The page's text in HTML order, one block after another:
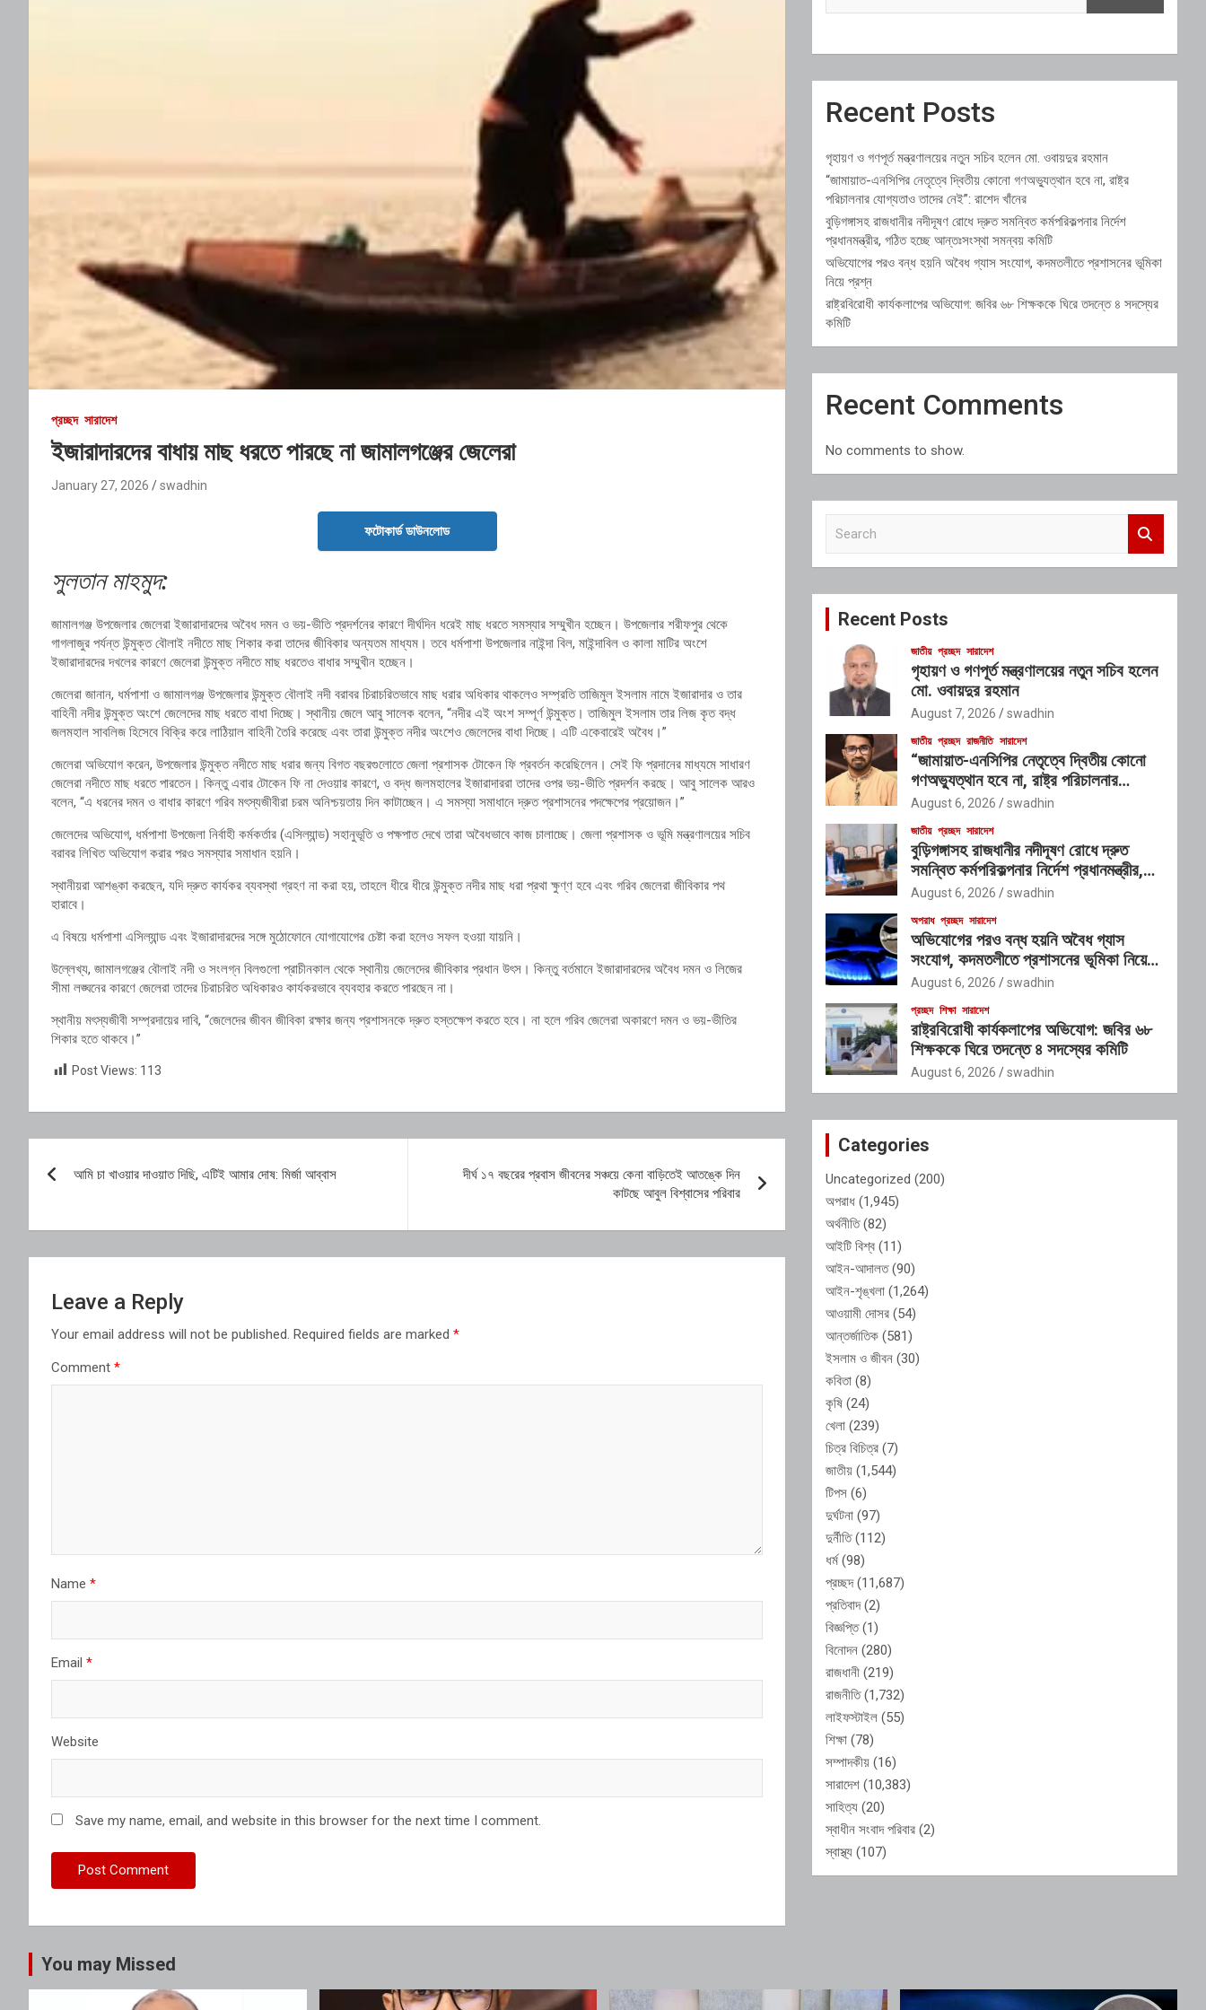
প্রচ্ছদ সারাদেশ
ইজারাদারদের বাধায় মাছ ধরতে পারছে না জামালগঞ্জের জেলেরা
January 27, 2026 swadhin
ফটোকার্ড ডাউনলোড
সুলতান মাহমুদ:
জামালগঞ্জ উপজেলার জেলেরা ইজারাদারদের অবৈধ দমন ও ভয়-ভীতি প্রদর্শনের কারণে দীর্ঘদিন ধরেই মাছ ধরতে সমস্যার সম্মুখীন হচ্ছেন। উপজেলার শরীফপুর থেকে
গাগলাজুর পর্যন্ত উন্মুক্ত বৌলাই নদীতে মাছ শিকার করা তাদের জীবিকার অন্যতম মাধ্যম। তবে ধর্মপাশা উপজেলার নাইন্দা বিল, মাইন্দাবিল ও কালা মাটির অংশে
ইজারাদারদের দখলের কারণে জেলেরা উন্মুক্ত নদীতে মাছ ধরতেও বাধার সম্মুখীন হচ্ছেন।
জেলেরা জানান, ধর্মপাশা ও জামালগঞ্জ উপজেলার উন্মুক্ত বৌলাই নদী বরাবর চিরাচরিতভাবে মাছ ধরার অধিকার থাকলেও সম্প্রতি তাজিমুল ইসলাম নামে ইজারাদার ও তার
বাহিনী নদীর উন্মুক্ত অংশে জেলেদের মাছ ধরতে বাধা দিচ্ছে। স্থানীয় জেলে আবু সালেক বলেন, “নদীর এই অংশ সম্পূর্ণ উন্মুক্ত। তাজিমুল ইসলাম তার লিজ কৃত বদ্ধ
জলমহাল সাবলিজ হিসেবে বিক্রি করে লাঠিয়াল বাহিনী তৈরি করেছে এবং তারা উন্মুক্ত নদীর অংশেও জেলেদের বাধা দিচ্ছে। এটি একেবারেই অবৈধ।”
জেলেরা অভিযোগ করেন, উপজেলার উন্মুক্ত নদীতে মাছ ধরার জন্য বিগত বছরগুলোতে জেলা প্রশাসক টোকেন ফি প্রবর্তন করেছিলেন। সেই ফি প্রদানের মাধ্যমে সাধারণ
জেলেরা নদীতে মাছ ধরতে পারতেন। কিন্তু এবার টোকেন ফি না দেওয়ার কারণে, ও বদ্ধ জলমহালের ইজারাদাররা তাদের ওপর ভয়-ভীতি প্রদর্শন করছে। আবু সালেক আরও
বলেন, “এ ধরনের দমন ও বাধার কারণে গরিব মৎস্যজীবীরা চরম অনিশ্চয়তায় দিন কাটাচ্ছেন। এ সমস্যা সমাধানে দ্রুত প্রশাসনের পদক্ষেপের প্রয়োজন।”
জেলেদের অভিযোগ, ধর্মপাশা উপজেলা নির্বাহী কর্মকর্তার (এসিল্যান্ড) সহানুভূতি ও পক্ষপাত দেখে তারা অবৈধভাবে কাজ চালাচ্ছে। জেলা প্রশাসক ও ভূমি মন্ত্রণালয়ের সচিব
বরাবর লিখিত অভিযোগ করার পরও সমস্যার সমাধান হয়নি।
স্থানীয়রা আশঙ্কা করছেন, যদি দ্রুত কার্যকর ব্যবস্থা গ্রহণ না করা হয়, তাহলে ধীরে ধীরে উন্মুক্ত নদীর মাছ ধরা প্রথা ক্ষুণ্ণ হবে এবং গরিব জেলেরা জীবিকার পথ
হারাবে।
এ বিষয়ে ধর্মপাশা এসিল্যান্ড এবং ইজারাদারদের সঙ্গে মুঠোফোনে যোগাযোগের চেষ্টা করা হলেও সফল হওয়া যায়নি।
উল্লেখ্য, জামালগঞ্জের বৌলাই নদী ও সংলগ্ন বিলগুলো প্রাচীনকাল থেকে স্থানীয় জেলেদের জীবিকার প্রধান উৎস। কিন্তু বর্তমানে ইজারাদারদের অবৈধ দমন ও লিজের
সীমা লঙ্ঘনের কারণে জেলেরা তাদের চিরাচরিত অধিকারও কার্যকরভাবে ব্যবহার করতে পারছেন না।
স্থানীয় মৎস্যজীবী সম্প্রদায়ের দাবি, “জেলেদের জীবন জীবিকা রক্ষার জন্য প্রশাসনকে দ্রুত হস্তক্ষেপ করতে হবে। না হলে গরিব জেলেরা অকারণে দমন ও ভয়-ভীতির
শিকার হতে থাকবে।”
Post Views: 113
navigation
আমি চা খাওয়ার দাওয়াত দিছি, এটিই আমার দোষ: মির্জা আব্বাস
দীর্ঘ ১৭ বছরের প্রবাস জীবনের সঞ্চয়ে কেনা বাড়িতেই আতঙ্কে দিন
কাটছে আবুল বিশ্বাসের পরিবার
Leave a Reply
Your email address will not be published. Required fields are marked *
Comment *
Name *
Email *
Website
Save my name, email, and website in this browser for the next time I comment.
Recent Posts
গৃহায়ণ ও গণপূর্ত মন্ত্রণালয়ের নতুন সচিব হলেন মো. ওবায়দুর রহমান
“জামায়াত-এনসিপির নেতৃত্বে দ্বিতীয় কোনো গণঅভ্যুত্থান হবে না, রাষ্ট্র
পরিচালনার যোগ্যতাও তাদের নেই”: রাশেদ খাঁনের
বুড়িগঙ্গাসহ রাজধানীর নদীদূষণ রোধে দ্রুত সমন্বিত কর্মপরিকল্পনার নির্দেশ
প্রধানমন্ত্রীর, গঠিত হচ্ছে আন্তঃসংস্থা সমন্বয় কমিটি
অভিযোগের পরও বন্ধ হয়নি অবৈধ গ্যাস সংযোগ, কদমতলীতে প্রশাসনের ভূমিকা
নিয়ে প্রশ্ন
রাষ্ট্রবিরোধী কার্যকলাপের অভিযোগ: জবির ৬৮ শিক্ষককে ঘিরে তদন্তে ৪ সদস্যের
কমিটি
Recent Comments
No comments to show.
c
Recent Posts
জাতীয় প্রচ্ছদ সারাদেশ
গৃহায়ণ ও গণপূর্ত মন্ত্রণালয়ের নতুন সচিব হলেন
মো. ওবায়দুর রহমান
August 7, 2026 swadhin
জাতীয় প্রচ্ছদ রাজনীতি সারাদেশ
“জামায়াত-এনসিপির নেতৃত্বে দ্বিতীয় কোনো
গণঅভ্যুত্থান হবে না, রাষ্ট্র পরিচালনার
যোগ্যতাও তাদের নেই”: রাশেদ খাঁনের
August 6, 2026 swadhin
জাতীয় প্রচ্ছদ সারাদেশ
বুড়িগঙ্গাসহ রাজধানীর নদীদূষণ রোধে দ্রুত
সমন্বিত কর্মপরিকল্পনার নির্দেশ প্রধানমন্ত্রীর,
গঠিত হচ্ছে আন্তঃসংস্থা সমন্বয় কমিটি
August 6, 2026 swadhin
অপরাধ প্রচ্ছদ সারাদেশ
অভিযোগের পরও বন্ধ হয়নি অবৈধ গ্যাস
সংযোগ, কদমতলীতে প্রশাসনের ভূমিকা নিয়ে
প্রশ্ন
August 6, 2026 swadhin
প্রচ্ছদ শিক্ষা সারাদেশ
রাষ্ট্রবিরোধী কার্যকলাপের অভিযোগ: জবির ৬৮
শিক্ষককে ঘিরে তদন্তে ৪ সদস্যের কমিটি
August 6, 2026 swadhin
Categories
Uncategorized (200)
অপরাধ (1,945)
অর্থনীতি(82)
আইটি বিশ্ব (11)
আইন-আদালত(90)
আইন-শৃঙ্খলা (1,264)
আওয়ামী দোসর (54)
আন্তর্জাতিক (581)
ইসলাম ও জীবন (30)
কবিতা (8)
কৃষি (24)
খেলা (239)
চিত্র বিচিত্র (7)
জাতীয় (1,544)
টিপস (6)
দুর্ঘটনা (97)
দুর্নীতি(112)
ধর্ম(98)
প্রচ্ছদ(11,687)
প্রতিবাদ(2)
বিজ্ঞপ্তি(1)
বিনোদন (280)
রাজধানী (219)
রাজনীতি(1,732)
লাইফস্টাইল (55)
শিক্ষা (78)
সম্পাদকীয় (16)
সারাদেশ (10,383)
সাহিত্য (20)
স্বাধীন সংবাদ পরিবার (2)
স্বাস্থ্য (107)
You may Missed